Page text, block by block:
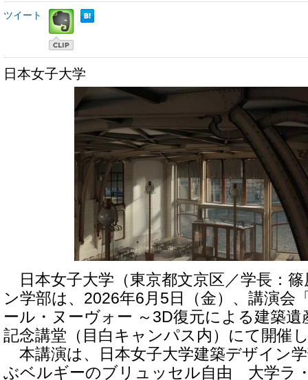
ツイート
日本女子大学
日本女子大学（東京都文京区／学長：
ン学部は、2026年6月5日（金）、講演会
ール・ヌーヴォー ～3D復元による建築
記念講堂（目白キャンパス内）にて開催
本講演は、日本女子大学建築デザイン
ぶベルギーのブリュッセル自由 大学ラ